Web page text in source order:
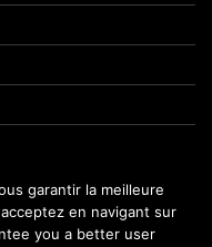
garantir la meilleure
en navigant sur
you a better user